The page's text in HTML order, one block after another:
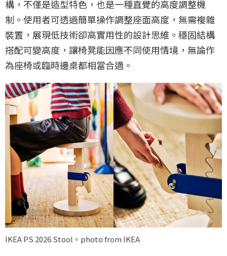
構，不僅是造型特色，也是一種直覺的高度調整機
制。使用者可透過簡單操作調整座面高度，無需複雜
裝置，展現低技術卻高實用性的設計思維。穩固結構
搭配可變高度，讓椅凳能因應不同使用情境，無論作
為座椅或臨時邊桌都相當合適。
IKEA PS 2026 Stool。photo from IKEA